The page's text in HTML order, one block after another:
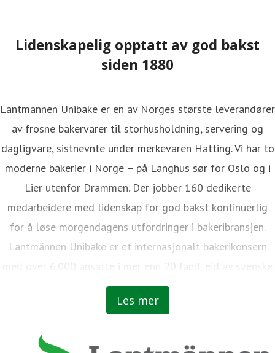
Lidenskapelig opptatt av god bakst
siden 1880
Les mer
Lantmännen Unibake er en av Norges største leverandører
av frosne bakervarer til storhusholdning, servering og
dagligvare, sistnevnte under merkevaren Hatting. Vi har to
moderne bakerier i Norge – på Langhus sør for Oslo og i
Lier utenfor Drammen. Der jobber 160 dedikerte
medarbeidere med lidenskap for god bakst kontinuerlig
for å løse morgendagens utfordringer i bakeribransjen.
Lantmännen Unibake er et internasjonalt bakerikonsern
med over 6.000 ansatte i mer enn 20 land, eid av svenske
bønder.